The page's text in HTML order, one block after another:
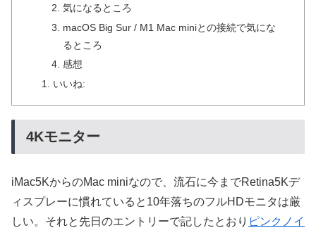
気になるところ
macOS Big Sur / M1 Mac miniとの接続で気にな
るところ
感想
いいね:
4Kモニター
iMac5KからのMac miniなので、流石に今までRetina5Kデ
ィスプレーに慣れていると10年落ちのフルHDモニタは厳
しい。それと先日のエントリーで記したとおり ピンクノイ